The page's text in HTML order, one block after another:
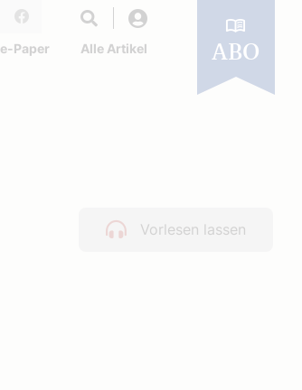
Facebook
e-Paper Alle Artikel ABO
Vorlesen lassen